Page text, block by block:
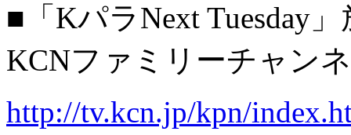
■「KパラNext Tuesday
KCNファミリーチャン
http://tv.kcn.jp/kpn/